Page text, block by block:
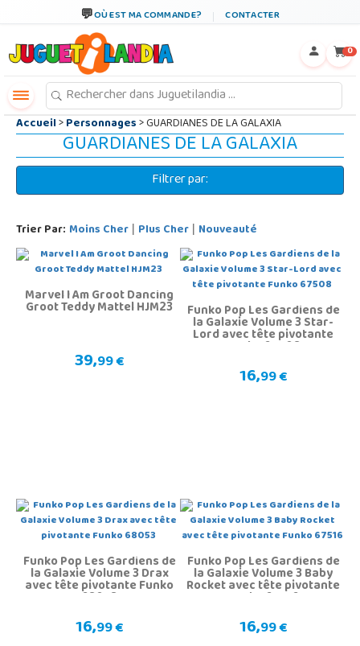
OÙ EST MA COMMANDE? CONTACTER
0
Accueil>Personnages> GUARDIANES DE LA GALAXIA
GUARDIANES DE LA GALAXIA
Filtrer par:
Trier Par: Moins Cher | Plus Cher | Nouveauté
Marvel I Am Groot Dancing
Groot Teddy Mattel HJM23
39,99 €
Funko Pop Les Gardiens de
la Galaxie Volume 3 Star-
Lord avec tête pivotante
Funko 67508
16,99 €
Funko Pop Les Gardiens de
la Galaxie Volume 3 Drax
avec tête pivotante Funko
68053
16,99 €
Funko Pop Les Gardiens de
la Galaxie Volume 3 Baby
Rocket avec tête pivotante
Funko 67516
16,99 €